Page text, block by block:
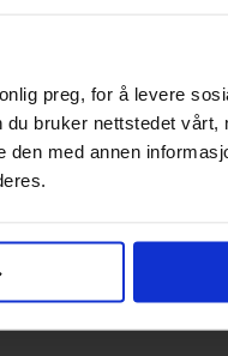
preg, for å levere
bruker nettstedet vårt,
med annen